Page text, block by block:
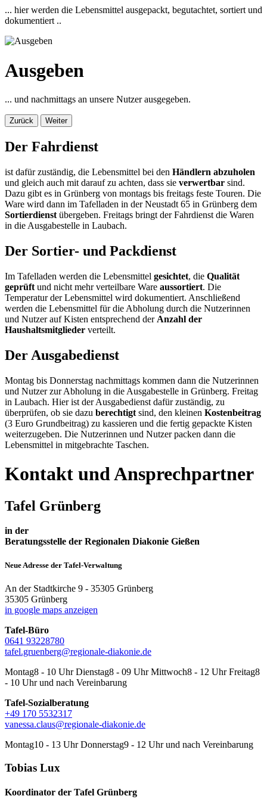
... hier werden die Lebensmittel ausgepackt, begutachtet, sortiert und
dokumentiert ..
Ausgeben
... und nachmittags an unsere Nutzer ausgegeben.
Zurück Weiter
Der Fahrdienst
ist dafür zuständig, die Lebensmittel bei den Händlern abzuholen
und gleich auch mit darauf zu achten, dass sie verwertbar sind.
Dazu gibt es in Grünberg von montags bis freitags feste Touren. Die
Ware wird dann im Tafelladen in der Neustadt 65 in Grünberg dem
Sortierdienst übergeben. Freitags bringt der Fahrdienst die Waren
in die Ausgabestelle in Laubach.
Der Sortier- und Packdienst
Im Tafelladen werden die Lebensmittel gesichtet, die Qualität
geprüft und nicht mehr verteilbare Ware aussortiert. Die
Temperatur der Lebensmittel wird dokumentiert. Anschließend
werden die Lebensmittel für die Abholung durch die Nutzerinnen
und Nutzer auf Kisten entsprechend der Anzahl der
Haushaltsmitglieder verteilt.
Der Ausgabedienst
Montag bis Donnerstag nachmittags kommen dann die Nutzerinnen
und Nutzer zur Abholung in die Ausgabestelle in Grünberg. Freitag
in Laubach. Hier ist der Ausgabedienst dafür zuständig, zu
überprüfen, ob sie dazu berechtigt sind, den kleinen Kostenbeitrag
(3 Euro Grundbeitrag) zu kassieren und die fertig gepackte Kisten
weiterzugeben. Die Nutzerinnen und Nutzer packen dann die
Lebensmittel in mitgebrachte Taschen.
Kontakt und Ansprechpartner
Tafel Grünberg
in der
Beratungsstelle der Regionalen Diakonie Gießen
Neue Adresse der Tafel-Verwaltung
An der Stadtkirche 9 - 35305 Grünberg
35305 Grünberg
in google maps anzeigen
Tafel-Büro
0641 93228780
tafel.gruenberg@regionale-diakonie.de
Montag8 - 10 Uhr Dienstag8 - 09 Uhr Mittwoch8 - 12 Uhr Freitag8
- 10 Uhr und nach Vereinbarung
Tafel-Sozialberatung
+49 170 5532317
vanessa.claus@regionale-diakonie.de
Montag10 - 13 Uhr Donnerstag9 - 12 Uhr und nach Vereinbarung
Tobias Lux
Koordinator der Tafel Grünberg